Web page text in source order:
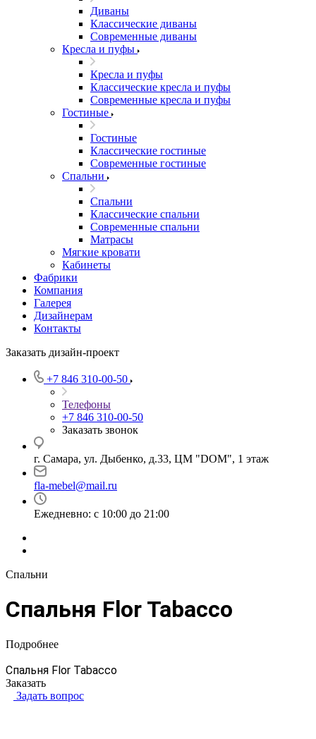
Диваны
Классические диваны
Современные диваны
Кресла и пуфы
Кресла и пуфы
Классические кресла и пуфы
Современные кресла и пуфы
Гостиные
Гостиные
Классические гостиные
Современные гостиные
Спальни
Спальни
Классические спальни
Современные спальни
Матрасы
Мягкие кровати
Кабинеты
Фабрики
Компания
Галерея
Дизайнерам
Контакты
Заказать дизайн-проект
+7 846 310-00-50
Телефоны
+7 846 310-00-50
Заказать звонок
г. Самара, ул. Дыбенко, д.33, ЦМ "DOM", 1 этаж
fla-mebel@mail.ru
Ежедневно: с 10:00 до 21:00
Спальни
Спальня Flor Tabacco
Подробнее
Спальня Flor Tabacco
Заказать
Задать вопрос